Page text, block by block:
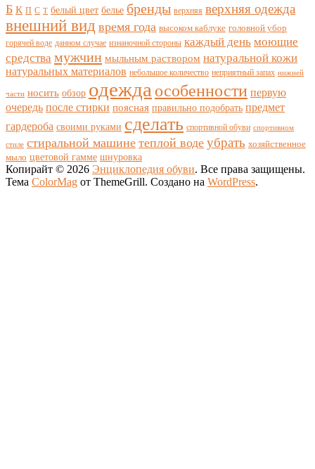
Б К П С Т белый цвет белье бренды верхняя верхняя одежда
внешний вид время года высоком каблуке головной убор
горячей воде данном случае изнаночной стороны каждый день моющие
средства мужчин мыльным раствором натуральной кожи
натуральных материалов небольшое количество неприятный запах нижней
части носить обзор одежда особенности первую
очередь после стирки поясная правильно подобрать предмет
гардероба своими руками сделать спортивной обуви спортивном
стиле стиральной машине теплой воде убрать хозяйственное
мыло цветовой гамме шнуровка
Копирайт © 2026 Энциклопедия обуви. Все права защищены.
Тема ColorMag от ThemeGrill. Создано на WordPress.